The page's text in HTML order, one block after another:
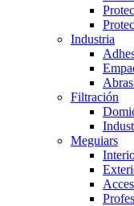
Industria
Filtración
Meguiars